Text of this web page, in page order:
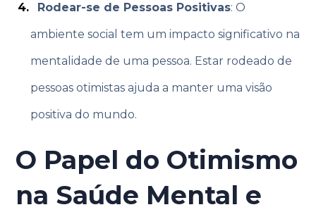
Rodear-se de Pessoas Positivas: O
ambiente social tem um impacto significativo na
mentalidade de uma pessoa. Estar rodeado de
pessoas otimistas ajuda a manter uma visão
positiva do mundo.
O Papel do Otimismo
na Saúde Mental e